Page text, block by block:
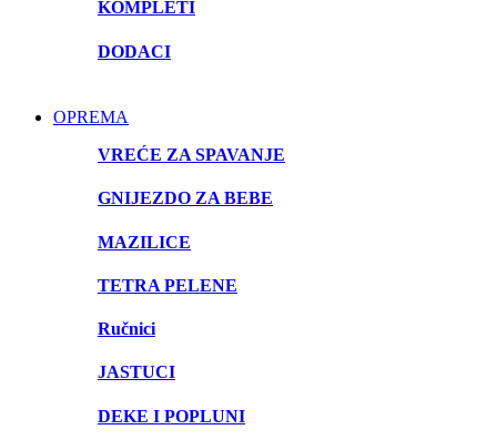
KOMPLETI
DODACI
OPREMA
VREĆE ZA SPAVANJE
GNIJEZDO ZA BEBE
MAZILICE
TETRA PELENE
Ručnici
JASTUCI
DEKE I POPLUNI